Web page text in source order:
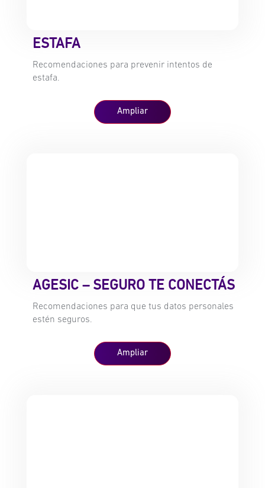
ESTAFA
Recomendaciones para prevenir intentos de
estafa.
Ampliar
AGESIC – SEGURO TE CONECTÁS
Recomendaciones para que tus datos personales
estén seguros.
Ampliar